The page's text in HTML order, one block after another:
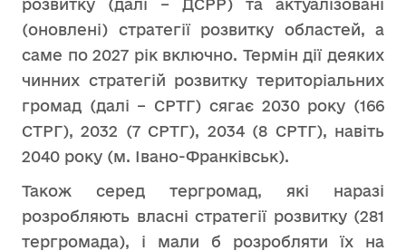
розвитку (далі – ДСРР) та актуалізовані
(оновлені) стратегії розвитку областей, а
саме по 2027 рік включно. Термін дії деяких
чинних стратегій розвитку територіальних
громад (далі – СРТГ) сягає 2030 року (166
СТРГ), 2032 (7 СРТГ), 2034 (8 СРТГ), навіть
2040 року (м. Івано-Франківськ).
Також серед тергромад, які наразі
розробляють власні стратегії розвитку (281
тергромада), і мали б розробляти їх на